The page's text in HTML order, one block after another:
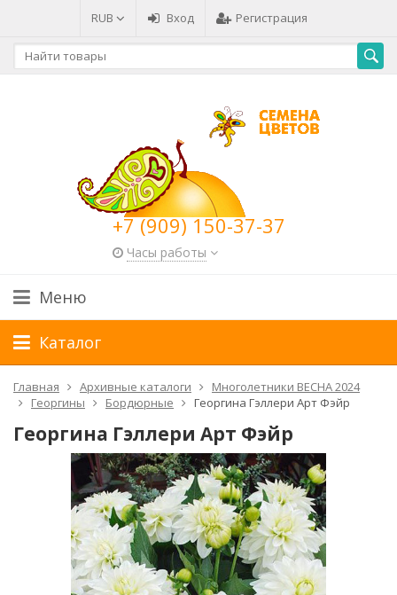
RUB Вход Регистрация
+7 (909) 150-37-37
Часы работы
Меню
Каталог
Главная Архивные каталоги
Многолетники ВЕСНА 2024
Георгины
Бордюрные Георгина Гэллери Арт Фэйр
Георгина Гэллери Арт Фэйр